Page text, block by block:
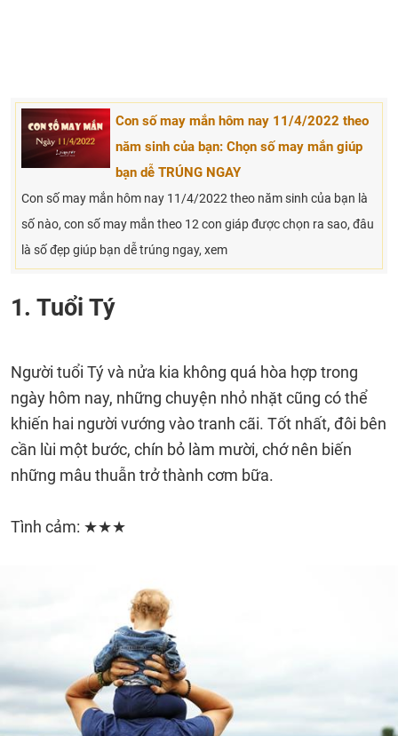
Con số may mắn hôm nay 11/4/2022 theo
năm sinh của bạn: Chọn số may mắn giúp
bạn dễ TRÚNG NGAY
Con số may mắn hôm nay 11/4/2022 theo năm sinh của bạn là
số nào, con số may mắn theo 12 con giáp được chọn ra sao, đâu
là số đẹp giúp bạn dễ trúng ngay, xem
1. Tuổi Tý
Người tuổi Tý và nửa kia không quá hòa hợp trong
ngày hôm nay, những chuyện nhỏ nhặt cũng có thể
khiến hai người vướng vào tranh cãi. Tốt nhất, đôi bên
cần lùi một bước, chín bỏ làm mười, chớ nên biến
những mâu thuẫn trở thành cơm bữa.
Tình cảm: ★★★